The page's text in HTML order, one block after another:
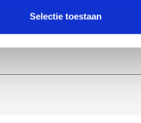
Selectie toestaan